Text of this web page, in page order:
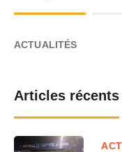
ACTUALITÉS
Articles récents